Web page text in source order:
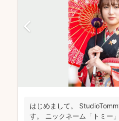
はじめまして。
す。 ニックネーム「トミー